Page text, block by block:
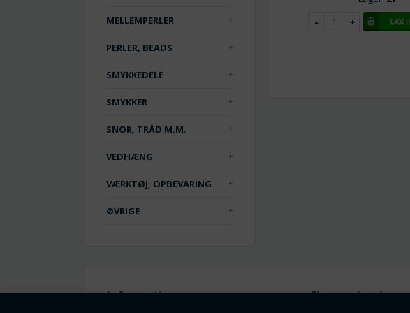
MELLEMPERLER
PERLER, BEADS
SMYKKEDELE
SMYKKER
SNOR, TRÅD M.M.
VEDHÆNG
VÆRKTØJ, OPBEVARING
ØVRIGE
Information Firmaoplysninger